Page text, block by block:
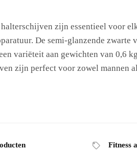
zijn essentieel voor
De semi-glanzende
variëteit aan gewichten van 0,6
zijn perfect voor zowel mannen
Fitness